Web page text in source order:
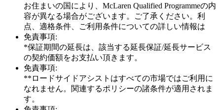
お住まいの国により、McLaren Qualified Programmeの内
容が異なる場合がございます。ご了承ください。利
点、適格条件、ご利用条件についての詳しい情報は
免責事項:
*保証期間の延長は、該当する延長保証/延長サービス
の契約価額をお支払い頂きます。
免責事項:
**ロードサイドアシストはすべての市場ではご利用に
なれません。関連するポリシーの諸条件が適用されま
す。